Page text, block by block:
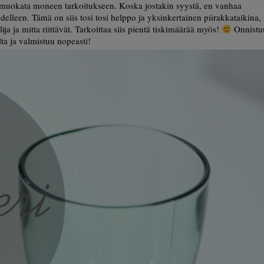
moneen tarkoitukseen. Koska jostakin syystä, en vanhaa
Tämä on siis tosi tosi helppo ja yksinkertainen piirakkataikina,
ja mitta riittävät. Tarkoittaa siis pientä tiskimäärää myös!
ja valmistuu nopeasti!